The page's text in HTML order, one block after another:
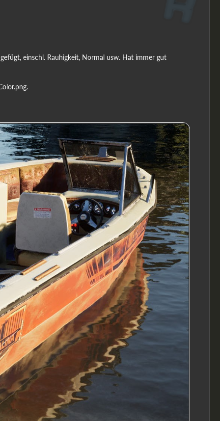
einschl. Rauhigkeit, Normal usw. Hat immer gut